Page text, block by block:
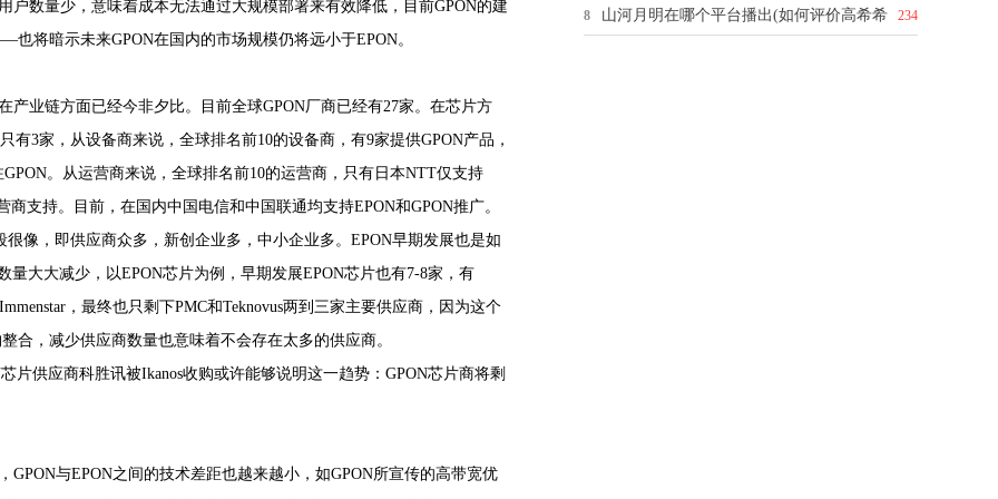
量少，意味着成本无法通过大规模部署来有效降低，目前GPON的建
将暗示未来GPON在国内的市场规模仍将远小于EPON。
链方面已经今非夕比。目前全球GPON厂商已经有27家。在芯片方
有3家，从设备商来说，全球排名前10的设备商，有9家提供GPON产品，
。从运营商来说，全球排名前10的运营商，只有日本NTT仅支持
支持。目前，在国内中国电信和中国联通均支持EPON和GPON推广。
，即供应商众多，新创企业多，中小企业多。EPON早期发展也是如
大大减少，以EPON芯片为例，早期发展EPON芯片也有7-8家，有
，最终也只剩下PMC和Teknovus两到三家主要供应商，因为这个
合，减少供应商数量也意味着不会存在太多的供应商。
供应商科胜讯被Ikanos收购或许能够说明这一趋势：GPON芯片商将剩
与EPON之间的技术差距也越来越小，如GPON所宣传的高带宽优
8 234
山河月明在哪个平台播出(如何评价高希希